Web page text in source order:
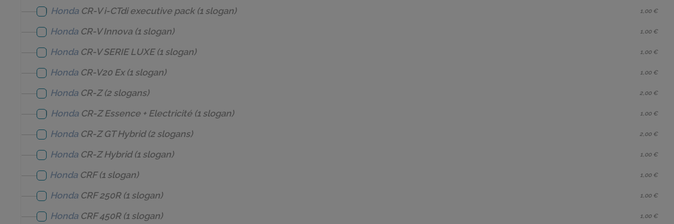
Honda CR-V i-CTdi executive pack(1 slogan) 1,00 €
Honda CR-V Innova(1 slogan) 1,00 €
Honda CR-V SERIE LUXE(1 slogan) 1,00 €
Honda CR-V20 Ex(1 slogan) 1,00 €
Honda CR-Z(2 slogans) 2,00 €
Honda CR-Z Essence + Electricité(1 slogan) 1,00 €
Honda CR-Z GT Hybrid(2 slogans) 2,00 €
Honda CR-Z Hybrid(1 slogan) 1,00 €
Honda CRF(1 slogan) 1,00 €
Honda CRF 250R(1 slogan) 1,00 €
Honda CRF 450R(1 slogan) 1,00 €